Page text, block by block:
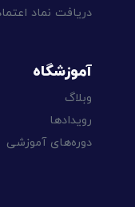
دریافت نماد اعتماد
آموزشگاه
وبلاگ
رویدادها
دوره‌های آموزشی